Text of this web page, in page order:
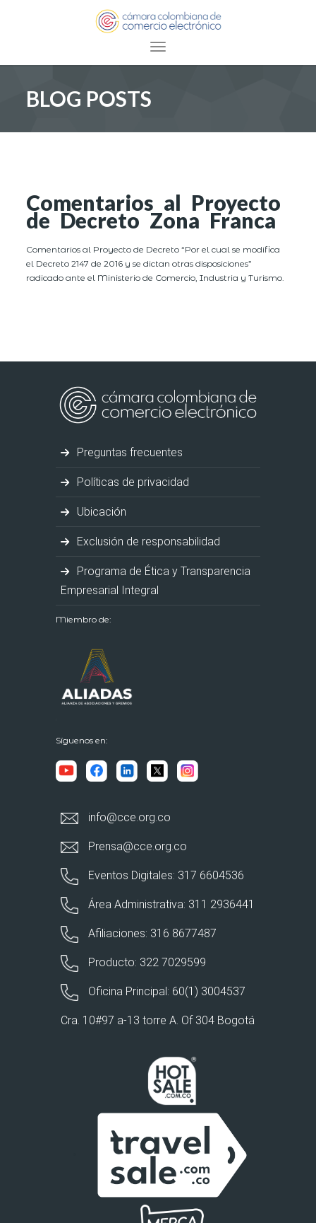
Toggle navigation
BLOG POSTS
Comentarios al Proyecto
de Decreto Zona Franca
Comentarios al Proyecto de Decreto “Por el cual se modifica
el Decreto 2147 de 2016 y se dictan otras disposiciones”
radicado ante el Ministerio de Comercio, Industria y Turismo.
Preguntas frecuentes
Políticas de privacidad
Ubicación
Exclusión de responsabilidad
Programa de Ética y Transparencia
Empresarial Integral
Miembro de:
Síguenos en:
info@cce.org.co
Prensa@cce.org.co
Eventos Digitales: 317 6604536
Área Administrativa: 311 2936441
Afiliaciones: 316 8677487
Producto: 322 7029599
Oficina Principal: 60(1) 3004537
Cra. 10#97 a-13 torre A. Of 304 Bogotá